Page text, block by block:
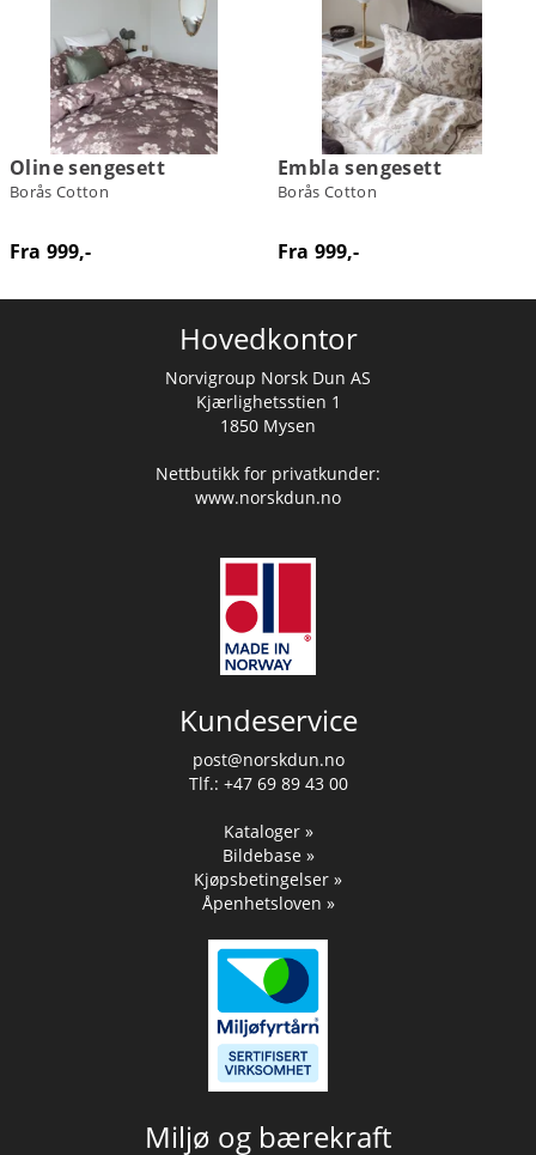
Oline sengesett
Borås Cotton
Fra 999,-
Embla sengesett
Borås Cotton
Fra 999,-
Hovedkontor
Norvigroup Norsk Dun AS
Kjærlighetsstien 1
1850 Mysen
Nettbutikk for privatkunder:
www.norskdun.no
Kundeservice
post@norskdun.no
Tlf.: +47 69 89 43 00
Kataloger »
Bildebase »
Kjøpsbetingelser »
Åpenhetsloven »
Miljø og bærekraft